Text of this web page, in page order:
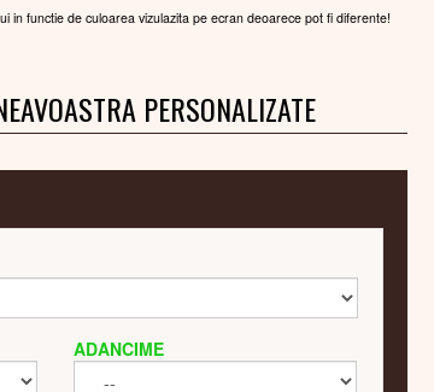
in functie de culoarea vizulazita pe ecran deoarece pot fi diferente!
PERSONALIZATE
ADANCIME